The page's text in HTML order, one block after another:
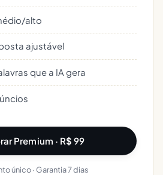
alto
ajustável
que a IA gera
Premium · R$ 99
único · Garantia 7 dias